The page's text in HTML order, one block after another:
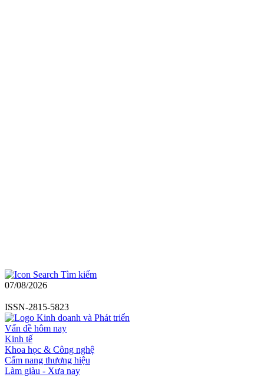
Tìm kiếm
07/08/2026
ISSN-2815-5823
Vấn đề hôm nay
Kinh tế
Khoa học & Công nghệ
Cẩm nang thương hiệu
Làm giàu - Xưa nay